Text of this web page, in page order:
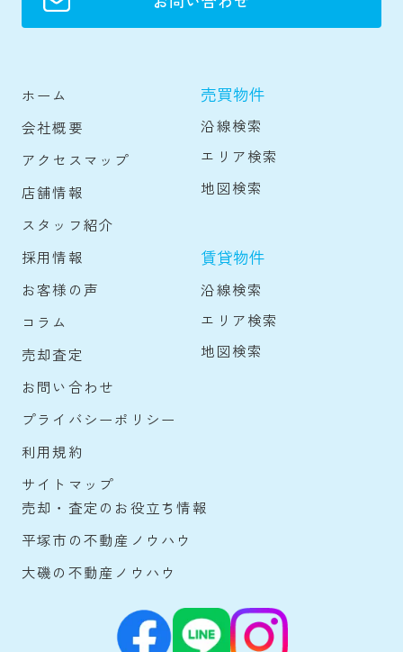
ホーム
会社概要
アクセスマップ
店舗情報
スタッフ紹介
採用情報
お客様の声
コラム
売却査定
お問い合わせ
プライバシーポリシー
利用規約
サイトマップ
売買物件
沿線検索
エリア検索
地図検索
賃貸物件
沿線検索
エリア検索
地図検索
売却・査定のお役立ち情報
平塚市の不動産ノウハウ
大磯の不動産ノウハウ